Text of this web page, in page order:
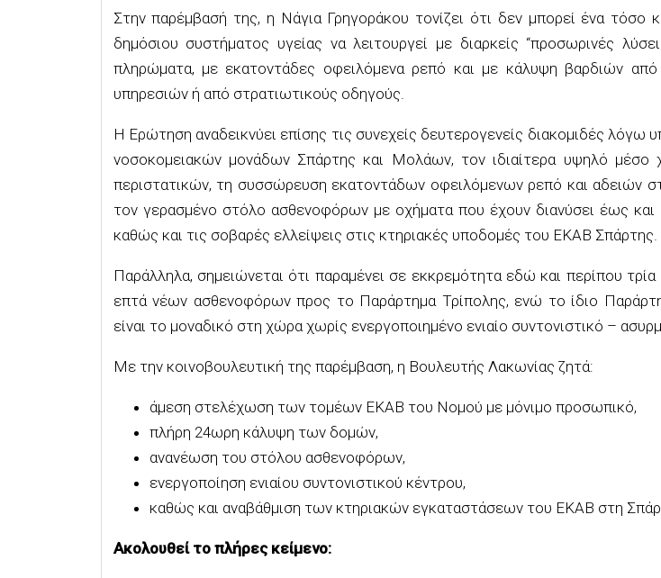
Στην παρέμβασή της, η Νάγια Γρηγοράκου τονίζει ότι δεν μπορεί ένα τόσο
δημόσιου συστήματος υγείας να λειτουργεί με διαρκείς “προσωρινές
πληρώματα, με εκατοντάδες οφειλόμενα ρεπό και με κάλυψη βαρδιών
υπηρεσιών ή από στρατιωτικούς οδηγούς.
Η Ερώτηση αναδεικνύει επίσης τις συνεχείς δευτερογενείς διακομιδές
νοσοκομειακών μονάδων Σπάρτης και Μολάων, τον ιδιαίτερα υψηλό μέσο
περιστατικών, τη συσσώρευση εκατοντάδων οφειλόμενων ρεπό και αδειών
τον γερασμένο στόλο ασθενοφόρων με οχήματα που έχουν διανύσει έως και
καθώς και τις σοβαρές ελλείψεις στις κτηριακές υποδομές του ΕΚΑΒ Σπάρτης.
Παράλληλα, σημειώνεται ότι παραμένει σε εκκρεμότητα εδώ και περίπου τρία
επτά νέων ασθενοφόρων προς το Παράρτημα Τρίπολης, ενώ το ίδιο
είναι το μοναδικό στη χώρα χωρίς ενεργοποιημένο ενιαίο συντονιστικό –
Με την κοινοβουλευτική της παρέμβαση, η Βουλευτής Λακωνίας ζητά:
άμεση στελέχωση των τομέων ΕΚΑΒ του Νομού με μόνιμο προσωπικό,
πλήρη 24ωρη κάλυψη των δομών,
ανανέωση του στόλου ασθενοφόρων,
ενεργοποίηση ενιαίου συντονιστικού κέντρου,
καθώς και αναβάθμιση των κτηριακών εγκαταστάσεων του ΕΚΑΒ στη
Ακολουθεί το πλήρες κείμενο: